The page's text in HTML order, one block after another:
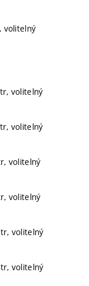
volitelný
volitelný
volitelný
volitelný
volitelný
volitelný
volitelný